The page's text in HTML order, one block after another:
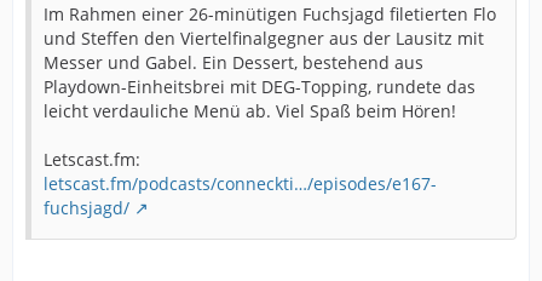
Im Rahmen einer 26-minütigen Fuchsjagd filetierten Flo
und Steffen den Viertelfinalgegner aus der Lausitz mit
Messer und Gabel. Ein Dessert, bestehend aus
Playdown-Einheitsbrei mit DEG-Topping, rundete das
leicht verdauliche Menü ab. Viel Spaß beim Hören!
Letscast.fm:
letscast.fm/podcasts/conneckti…/episodes/e167-
fuchsjagd/